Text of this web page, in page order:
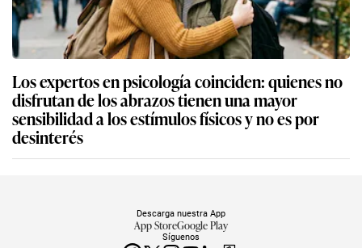
Los expertos en psicología coinciden: quienes no
disfrutan de los abrazos tienen una mayor
sensibilidad a los estímulos físicos y no es por
desinterés
Síguenos
Descarga nuestra App
App StoreGoogle Play